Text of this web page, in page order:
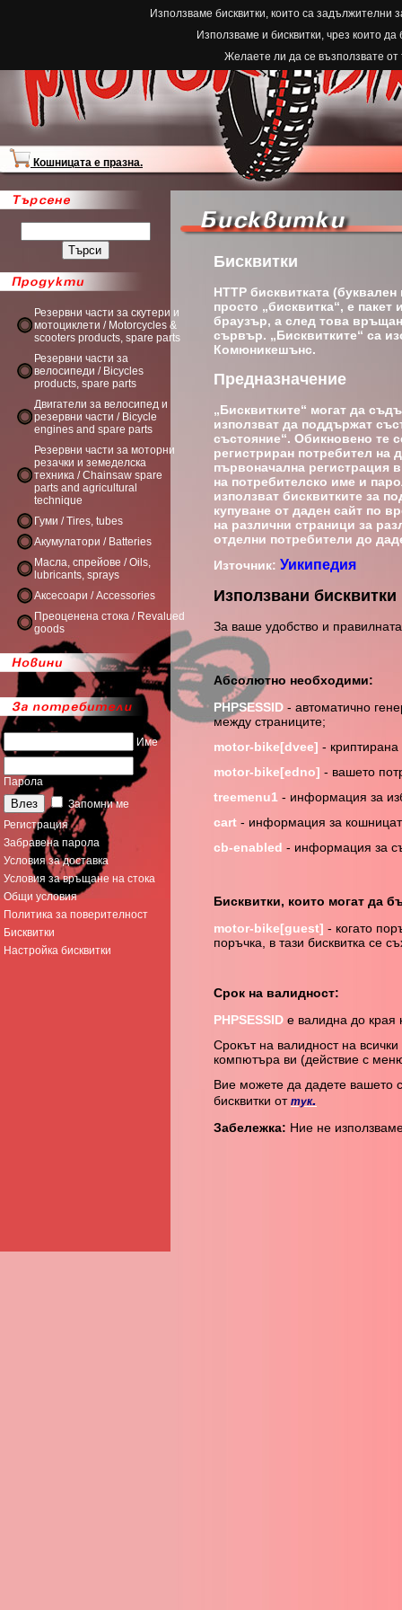
Използваме бисквитки, които са задължителни
Използваме и бисквитки, чрез които
Желаете ли да се възползвате от
Резервни части за скутери и
мотоциклети / Motorcycles &
scooters products, spare parts
Резервни части за
велосипеди / Bicycles
products, spare parts
Двигатели за велосипед и
резервни части / Bicycle
engines and spare parts
Резервни части за моторни
резачки и земеделска
техника / Chainsaw spare
parts and agricultural
technique
Гуми / Tires, tubes
Акумулатори / Batteries
Масла, спрейове / Oils,
lubricants, sprays
Аксесоари / Accessories
Преоценена стока / Revalued
goods
Име
Парола
Запомни ме
Регистрация
Забравена парола
Условия за доставка
Условия за връщане на стока
Общи условия
Политика за поверителност
Бисквитки
Настройка бисквитки
Кошницата е празна.
Бисквитки
HTTP бисквитката
просто „бисквитка“, е
браузър, а след това
сървър. „Бисквитките“ са
Комюникешънс.
Предназначение
„Бисквитките“ могат да
използват да поддържат
състояние“. Обикновено те
регистриран потребител на
първоначална регистрация
на потребителско име и
използват бисквитките за
купуване от даден сайт по
на различни страници за
отделни потребители до
Източник: Уикипедия
Използвани бисквитки
За ваше удобство и
Абсолютно необходими:
PHPSESSID - автоматично
между страниците;
motor-bike[dvee] -
motor-bike[edno] - вашето
treemenu1 - информация за
cart - информация за
cb-enabled - информация за
Бисквитки, които могат да
motor-bike[guest] - когато
поръчка, в тази бисквитка се
Срок на валидност:
PHPSESSID е валидна до края
Срокът на валидност на
компютъра ви (действие с
Вие можете да дадете вашето
бисквитки от тук.
Забележка: Ние не